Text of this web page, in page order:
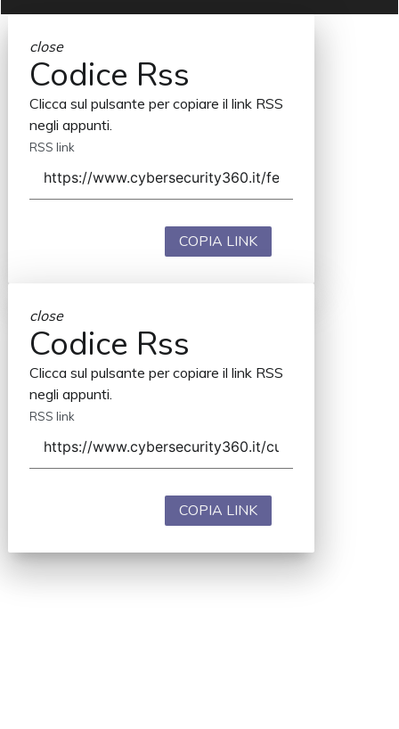
close
Codice Rss
Clicca sul pulsante per copiare il link RSS
negli appunti.
RSS link
COPIA LINK
close
Codice Rss
Clicca sul pulsante per copiare il link RSS
negli appunti.
RSS link
COPIA LINK